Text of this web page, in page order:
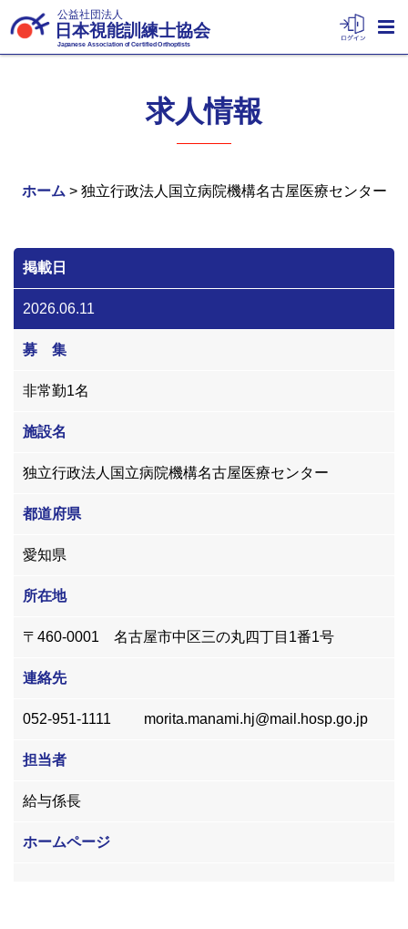
公益社団法人
日本視能訓練士協会
Japanese Association of Certified Orthoptists
求人情報
ホーム > 独立行政法人国立病院機構名古屋医療センター
掲載日
2026.06.11
募 集
非常勤1名
施設名
独立行政法人国立病院機構名古屋医療センター
都道府県
愛知県
所在地
〒460-0001 名古屋市中区三の丸四丁目1番1号
連絡先
052-951-1111 morita.manami.hj@mail.hosp.go.jp
担当者
給与係長
ホームページ